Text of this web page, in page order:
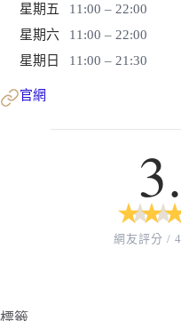
星期五
11:00 – 22:00
星期六
11:00 – 22:00
星期日
11:00 – 21:30
官網
★
★ ★
★
網友評分 /